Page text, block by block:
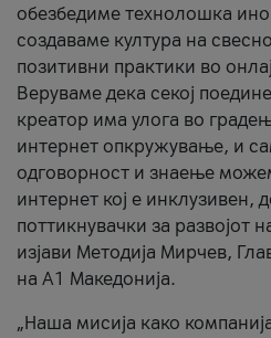
обезбедиме технолошка
создаваме култура на
позитивни практики во
Веруваме дека секој
креатор има улога во
интернет опкружување, и
одговорност и знаење
интернет кој е инклузивен,
поттикнувачки за развојот
изјави Методија Мирчев,
на А1 Македонија.
„Наша мисија како